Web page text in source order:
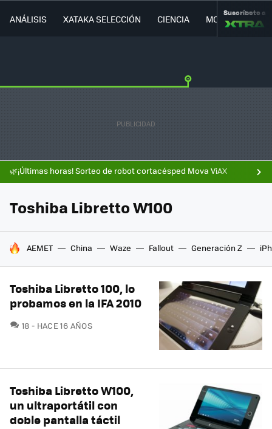
ANÁLISIS XATAKA SELECCIÓN CIENCIA MOVILIDAD
Suscríbete a
🌿¡Últimas horas! Sorteo de robot cortacésped Mova ViAX
Toshiba Libretto W100
HOY SE HABLA DE
AEMET China Waze Fallout Generación Z
Toshiba Libretto 100, lo
probamos en la IFA 2010
18 COMENTARIOS
HACE 16 AÑOS
Toshiba Libretto W100,
un ultraportátil con
doble pantalla táctil